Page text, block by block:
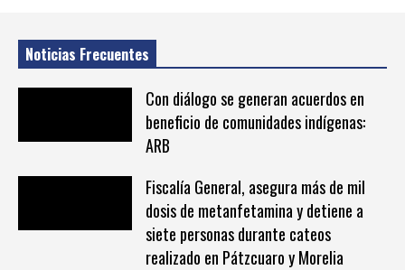
Noticias Frecuentes
Con diálogo se generan acuerdos en
beneficio de comunidades indígenas:
ARB
Fiscalía General, asegura más de mil
dosis de metanfetamina y detiene a
siete personas durante cateos
realizado en Pátzcuaro y Morelia